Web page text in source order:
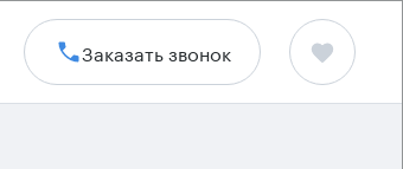
Заказать звонок